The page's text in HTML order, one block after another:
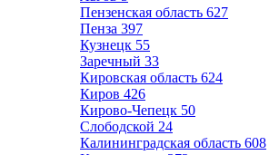
Пензенская область 627
Пенза 397
Кузнецк 55
Заречный 33
Кировская область 624
Киров 426
Кирово-Чепецк 50
Слободской 24
Калининградская область 608